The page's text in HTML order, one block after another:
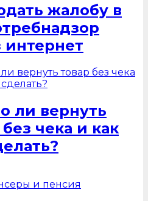
жалобу в
интернет
ли вернуть
чека и как